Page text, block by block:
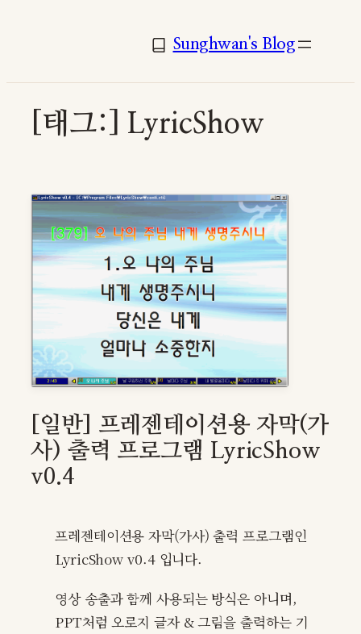
로
Sunghwan's Blog
[태그:] LyricShow
[일반] 프레젠테이션용 자막(가
사) 출력 프로그램 LyricShow
v0.4
프레젠테이션용 자막(가사) 출력 프로그램인
LyricShow v0.4 입니다.
영상 송출과 함께 사용되는 방식은 아니며,
PPT처럼 오로지 글자 & 그림을 출력하는 기